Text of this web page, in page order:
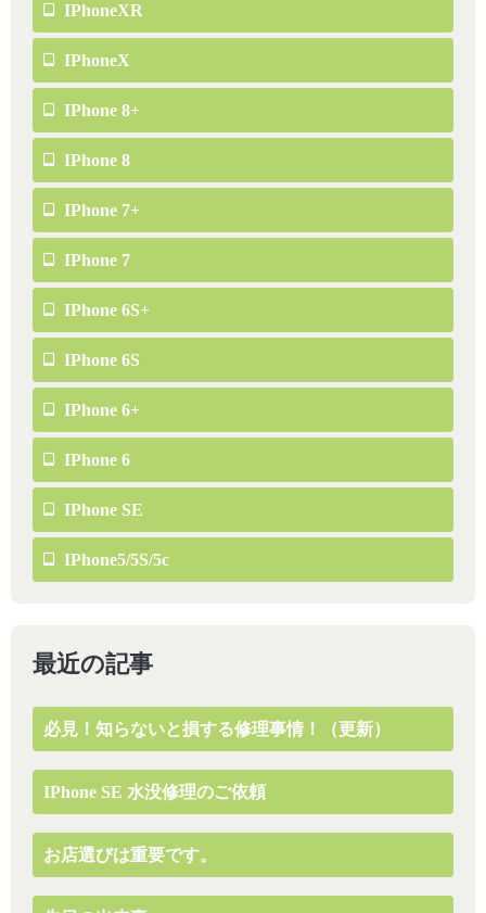
IPhoneXR
IPhoneX
IPhone 8+
IPhone 8
IPhone 7+
IPhone 7
IPhone 6S+
IPhone 6S
IPhone 6+
IPhone 6
IPhone SE
IPhone5/5S/5c
最近の記事
必見！知らないと損する修理事情！（更新）
IPhone SE 水没修理のご依頼
お店選びは重要です。